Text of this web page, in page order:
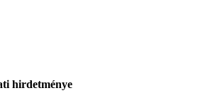
hirdetménye